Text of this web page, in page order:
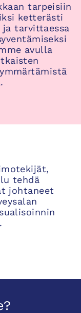
tarpeisiin
ketterästi
tarvittaessa
avulla
tehdä
johtaneet